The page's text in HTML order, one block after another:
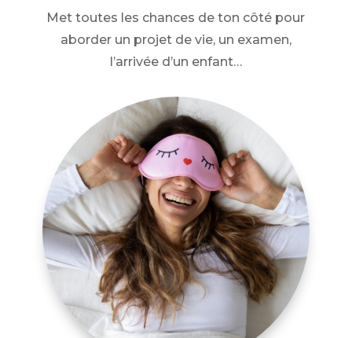
Met toutes les chances de ton côté pour
aborder un projet de vie, un examen,
l’arrivée d’un enfant…